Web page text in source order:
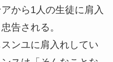
から1人の生徒に肩入
告される。
ンユに肩入れしてい